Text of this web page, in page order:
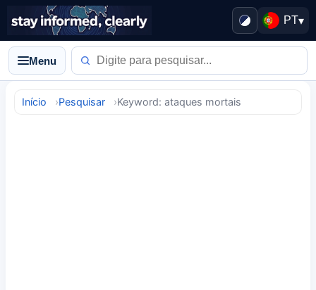
PT▾
Menu
Início Pesquisar Keyword: ataques mortais